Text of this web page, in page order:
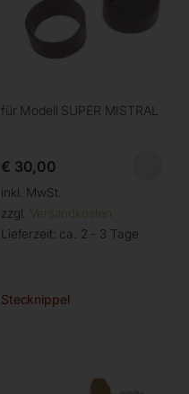
für Modell SUPER MISTRAL
€ 30,00
inkl. MwSt.
zzgl. Versandkosten
Lieferzeit: ca. 2 - 3 Tage
Stecknippel